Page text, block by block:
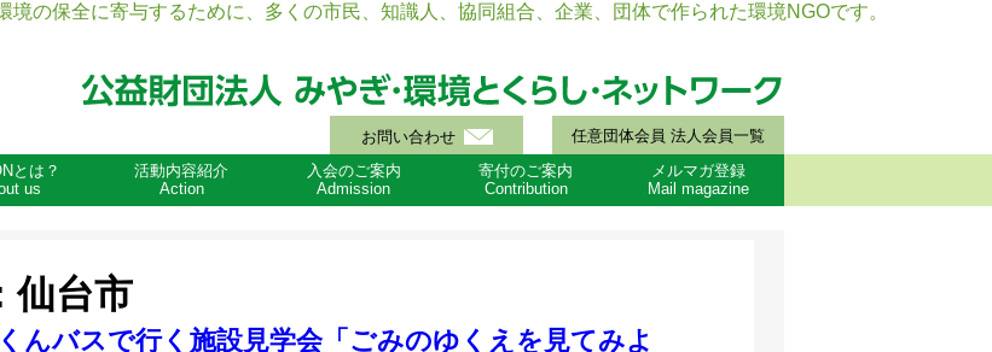
の保全に寄与するために、多くの市民、知識人、協同組合、企業、団体で作られた環境NGOです。
任意団体会員 法人会員一覧
お問い合わせ
とは？
us
活動内容紹介
Action
入会のご案内
Admission
寄付のご案内
Contribution
メルマガ登録
Mail magazine
仙台市
んバスで行く施設見学会「ごみのゆくえを見てみよ